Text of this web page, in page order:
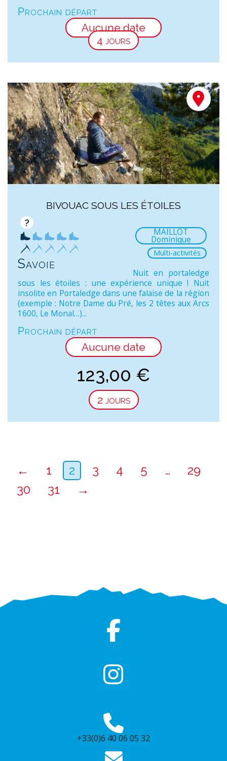
Prochain départ
Aucune date
4 jours
BIVOUAC SOUS LES ÉTOILES
?
Savoie
MAILLOT
Dominique
Multi-activités
Nuit en portaledge
sous les étoiles : une expérience unique ! Nuit
insolite en Portaledge dans une falaise de la région
(exemple : Notre Dame du Pré, les 2 têtes aux Arcs
1600, Le Monal…)...
Prochain départ
Aucune date
123,00 €
2 jours
← 1 2 3 4 5 …
29
30
31 →
+33(0)6 40 06 05 32